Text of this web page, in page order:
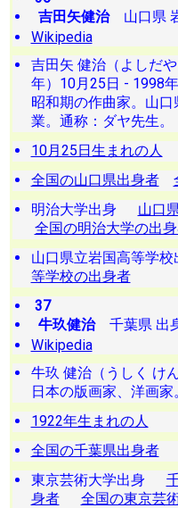
吉田矢健治山口県
Wikipedia
吉田矢 健治（よしだ
年）10月25日 - 1998
昭和期の作曲家。山
業。通称：ダヤ先生。
10月25日生まれの人
全国の山口県出身者
明治大学出身 山口
全国の明治大学の出
山口県立岩国高等学
等学校の出身者
37
牛玖健治千葉県 出
Wikipedia
牛玖 健治（うしく け
日本の版画家、洋画家
1922年生まれの人
全国の千葉県出身者
東京芸術大学出身
身者
全国の東京芸